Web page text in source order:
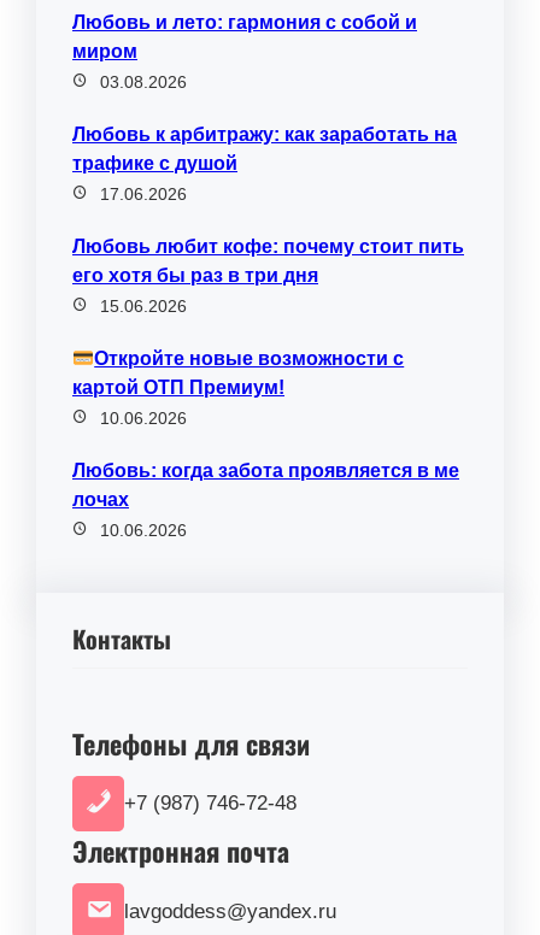
Любовь и лето: гармония с собой и
миром
03.08.2026
Любовь к арбитражу: как заработать на
трафике с душой
17.06.2026
Любовь любит кофе: почему стоит пить
его хотя бы раз в три дня
15.06.2026
Откройте новые возможности с
картой ОТП Премиум!
10.06.2026
Любовь: когда забота проявляется в ме
лочах
10.06.2026
Контакты
Телефоны для связи
+7 (987) 746-72-48
Электронная почта
lavgoddess@yandex.ru